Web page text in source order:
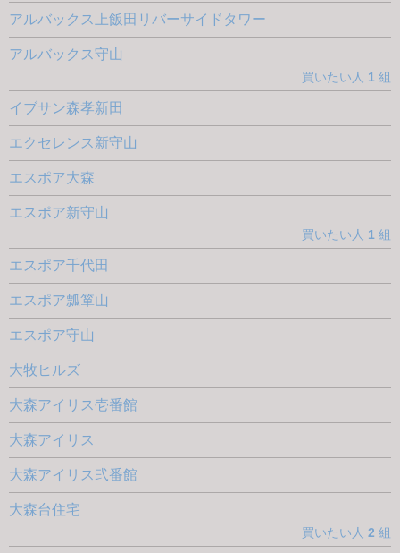
アルバックス上飯田リバーサイドタワー
アルバックス守山
買いたい人 1 組
イブサン森孝新田
エクセレンス新守山
エスポア大森
エスポア新守山
買いたい人 1 組
エスポア千代田
エスポア瓢箪山
エスポア守山
大牧ヒルズ
大森アイリス壱番館
大森アイリス
大森アイリス弐番館
大森台住宅
買いたい人 2 組